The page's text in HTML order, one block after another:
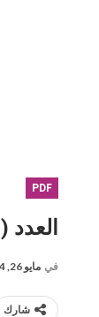
PDF
العدد (0) من صحيفة Bûyerpress
في مايو 26, 2014
شارك